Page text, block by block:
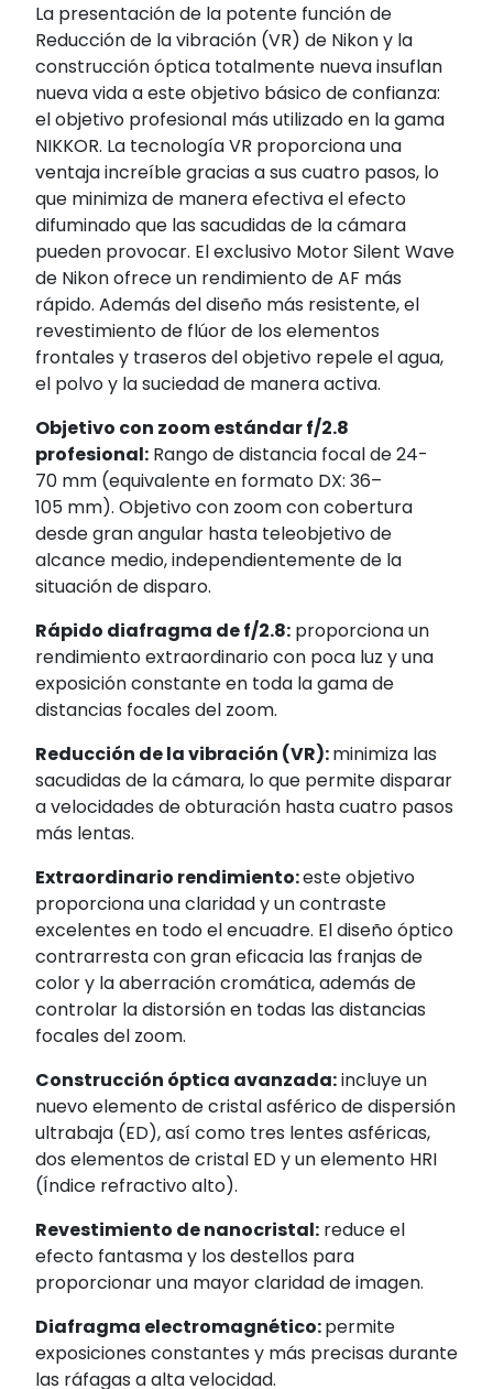
La presentación de la potente función de
Reducción de la vibración (VR) de Nikon y la
construcción óptica totalmente nueva insuflan
nueva vida a este objetivo básico de confianza:
el objetivo profesional más utilizado en la gama
NIKKOR. La tecnología VR proporciona una
ventaja increíble gracias a sus cuatro pasos, lo
que minimiza de manera efectiva el efecto
difuminado que las sacudidas de la cámara
pueden provocar. El exclusivo Motor Silent Wave
de Nikon ofrece un rendimiento de AF más
rápido. Además del diseño más resistente, el
revestimiento de flúor de los elementos
frontales y traseros del objetivo repele el agua,
el polvo y la suciedad de manera activa.
Objetivo con zoom estándar f/2.8
profesional: Rango de distancia focal de 24-
70 mm (equivalente en formato DX: 36–
105 mm). Objetivo con zoom con cobertura
desde gran angular hasta teleobjetivo de
alcance medio, independientemente de la
situación de disparo.
Rápido diafragma de f/2.8: proporciona un
rendimiento extraordinario con poca luz y una
exposición constante en toda la gama de
distancias focales del zoom.
Reducción de la vibración (VR):minimiza las
sacudidas de la cámara, lo que permite disparar
a velocidades de obturación hasta cuatro pasos
más lentas.
Extraordinario rendimiento:este objetivo
proporciona una claridad y un contraste
excelentes en todo el encuadre. El diseño óptico
contrarresta con gran eficacia las franjas de
color y la aberración cromática, además de
controlar la distorsión en todas las distancias
focales del zoom.
Construcción óptica avanzada:incluye un
nuevo elemento de cristal asférico de dispersión
ultrabaja (ED), así como tres lentes asféricas,
dos elementos de cristal ED y un elemento HRI
(Índice refractivo alto).
Revestimiento de nanocristal: reduce el
efecto fantasma y los destellos para
proporcionar una mayor claridad de imagen.
Diafragma electromagnético:permite
exposiciones constantes y más precisas durante
las ráfagas a alta velocidad.